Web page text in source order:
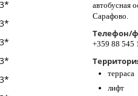
автобусная
Сарафово.
Телефон/
+359 88 545
терраса
лифт